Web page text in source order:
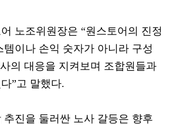
노조위원장은 “원스토어의 진정
템이나 손익 숫자가 아니라 구성
의 대응을 지켜보며 조합원들과
”고 말했다.
추진을 둘러싼 노사 갈등은 향후